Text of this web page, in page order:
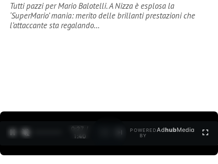
Tutti pazzi per Mario Balotelli. A Nizza è esplosa la
‘SuperMario’ mania: merito delle brillanti prestazioni che
l’attaccante sta regalando…
0:28 /
1:40
POWERED
BY
AdhubMedia